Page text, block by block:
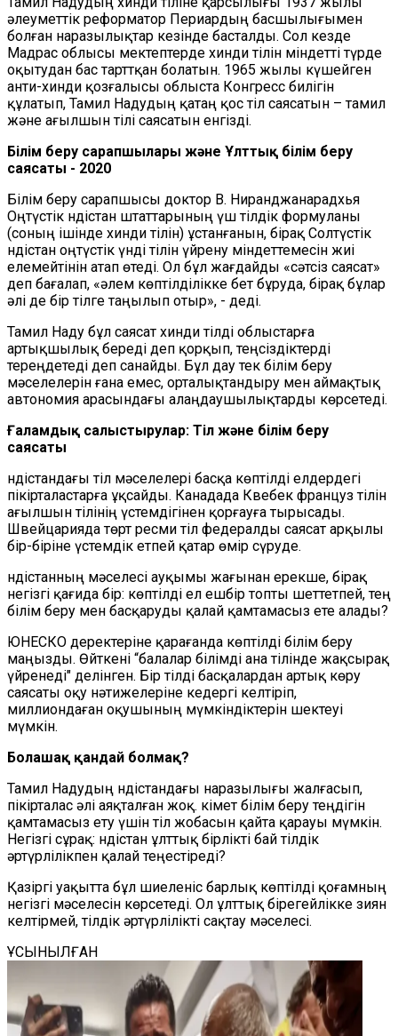
әлеуметтік реформатор Периардың басшылығымен
болған наразылықтар кезінде басталды. Сол кезде
Мадрас облысы мектептерде хинди тілін міндетті түрде
оқытудан бас тарттқан болатын. 1965 жылы күшейген
анти-хинди қозғалысы облыста Конгресс билігін
құлатып, Тамил Надудың қатаң қос тіл саясатын – тамил
және ағылшын тілі саясатын енгізді.
Білім беру сарапшылары және Ұлттық білім беру
саясаты - 2020
Білім беру сарапшысы доктор В. Ниранджанарадхья
Оңтүстік Үндістан штаттарының үш тілдік формуланы
(соның ішінде хинди тілін) ұстанғанын, бірақ Солтүстік
Үндістан оңтүстік үнді тілін үйрену міндеттемесін жиі
елемейтінін атап өтеді. Ол бұл жағдайды «сәтсіз саясат»
деп бағалап, «әлем көптілділікке бет бұруда, бірақ бұлар
әлі де бір тілге таңылып отыр», - деді.
Тамил Наду бұл саясат хинди тілді облыстарға
артықшылық береді деп қорқып, теңсіздіктерді
тереңдетеді деп санайды. Бұл дау тек білім беру
мәселелерін ғана емес, орталықтандыру мен аймақтық
автономия арасындағы алаңдаушылықтарды көрсетеді.
Ғаламдық салыстырулар: Тіл және білім беру
саясаты
Үндістандағы тіл мәселелері басқа көптілді елдердегі
пікірталастарға ұқсайды. Канадада Квебек француз тілін
ағылшын тілінің үстемдігінен қорғауға тырысады.
Швейцарияда төрт ресми тіл федералды саясат арқылы
бір-біріне үстемдік етпей қатар өмір сүруде.
Үндістанның мәселесі ауқымы жағынан ерекше, бірақ
негізгі қағида бір: көптілді ел ешбір топты шеттетпей, тең
білім беру мен басқаруды қалай қамтамасыз ете алады?
ЮНЕСКО деректеріне қарағанда көптілді білім беру
маңызды. Өйткені “балалар білімді ана тілінде жақсырақ
үйренеді" делінген. Бір тілді басқалардан артық көру
саясаты оқу нәтижелеріне кедергі келтіріп,
миллиондаған оқушының мүмкіндіктерін шектеуі
мүмкін.
Болашақ қандай болмақ?
Тамил Надудың Үндістандағы наразылығы жалғасып,
пікірталас әлі аяқталған жоқ. Үкімет білім беру теңдігін
қамтамасыз ету үшін тіл жобасын қайта қарауы мүмкін.
Негізгі сұрақ: Үндістан ұлттық бірлікті бай тілдік
әртүрлілікпен қалай теңестіреді?
Қазіргі уақытта бұл шиеленіс барлық көптілді қоғамның
негізгі мәселесін көрсетеді. Ол ұлттық бірегейлікке зиян
келтірмей, тілдік әртүрлілікті сақтау мәселесі.
ҰСЫНЫЛҒАН